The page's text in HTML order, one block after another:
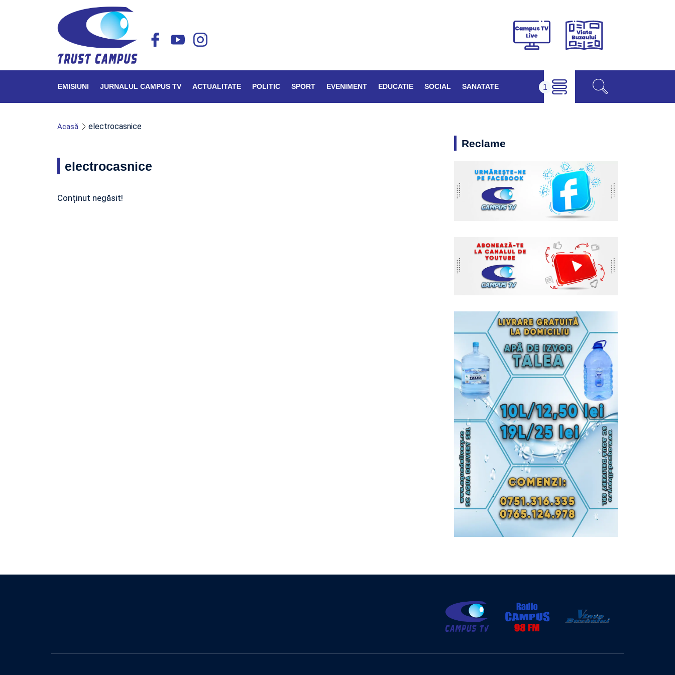
Campus
Viața
EMISIUNI JURNALUL CAMPUS TV ACTUALITATE POLITIC SPORT EVENIMENT EDUCATIE SOCIAL SANATATE
Acasă electrocasnice
electrocasnice
Conținut negăsit!
Reclame